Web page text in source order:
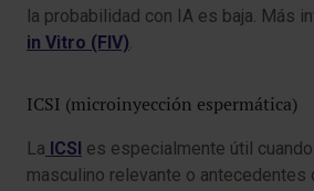
la probabilidad con IA es baja. Más
in Vitro (FIV).
ICSI (microinyección espermática)
La ICSI es especialmente útil
masculino relevante o antecedentes